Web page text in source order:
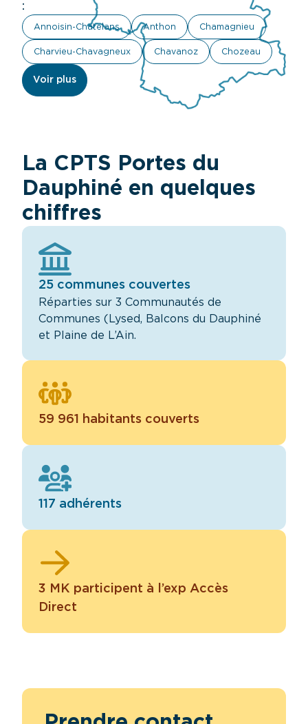
:
Annoisin-Chatelans Anthon Chamagnieu
Charvieu-Chavagneux Chavanoz Chozeau
Voir plus
La CPTS Portes du
Dauphiné en quelques
chiffres
25 communes couvertes
Réparties sur 3 Communautés de
Communes (Lysed, Balcons du Dauphiné
et Plaine de L’Ain.
59 961 habitants couverts
117 adhérents
3 MK participent à l’exp Accès
Direct